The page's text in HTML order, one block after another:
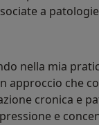
a
nella mia
approccio che
cronica e
e